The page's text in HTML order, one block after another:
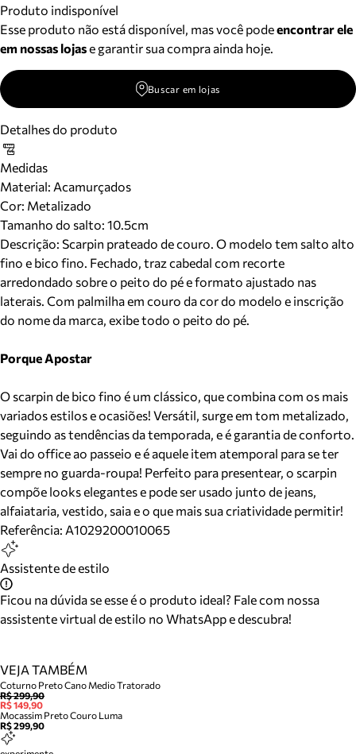
Produto indisponível
Esse produto não está disponível, mas você podeencontrar ele
em nossas lojase garantir sua compra ainda hoje.
Buscar em lojas
Detalhes do produto
Medidas
Material: Acamurçados
Cor: Metalizado
Tamanho do salto: 10.5cm
Descrição: Scarpin prateado de couro. O modelo tem salto alto
fino e bico fino. Fechado, traz cabedal com recorte
arredondado sobre o peito do pé e formato ajustado nas
laterais. Com palmilha em couro da cor do modelo e inscrição
do nome da marca, exibe todo o peito do pé.
Porque Apostar
O scarpin de bico fino é um clássico, que combina com os mais
variados estilos e ocasiões! Versátil, surge em tom metalizado,
seguindo as tendências da temporada, e é garantia de conforto.
Vai do office ao passeio e é aquele item atemporal para se ter
sempre no guarda-roupa! Perfeito para presentear, o scarpin
compõe looks elegantes e pode ser usado junto de jeans,
alfaiataria, vestido, saia e o que mais sua criatividade permitir!
Referência: A1029200010065
Assistente de estilo
Ficou na dúvida se esse é o produto ideal? Fale com nossa
assistente virtual de estilo no WhatsApp e descubra!
VEJA TAMBÉM
Coturno Preto Cano Medio Tratorado
R$ 299,90
R$ 149,90
Mocassim Preto Couro Luma
R$ 299,90